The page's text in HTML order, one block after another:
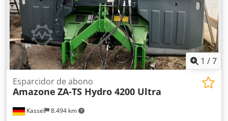
1 /7
Kassel 8.494 km
Esparcidor de abono
Amazone ZA-TS Hydro 4200 Ultra